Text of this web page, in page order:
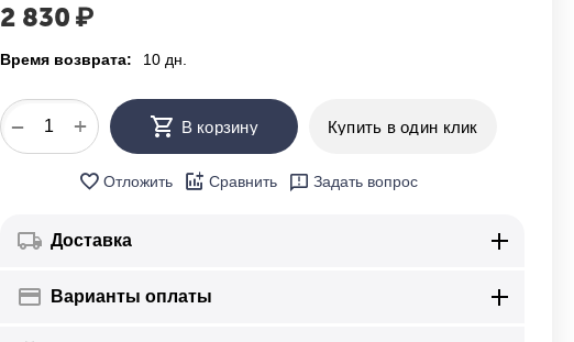
2 830 ₽
Время возврата: 10 дн.
+
− В корзину Купить в один клик
Отложить Сравнить Задать вопрос
Доставка
Варианты оплаты